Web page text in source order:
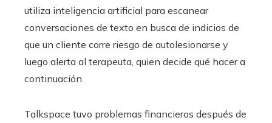
utiliza inteligencia artificial para escanear
conversaciones de texto en busca de indicios de
que un cliente corre riesgo de autolesionarse y
luego alerta al terapeuta, quien decide qué hacer a
continuación.
Talkspace tuvo problemas financieros después de